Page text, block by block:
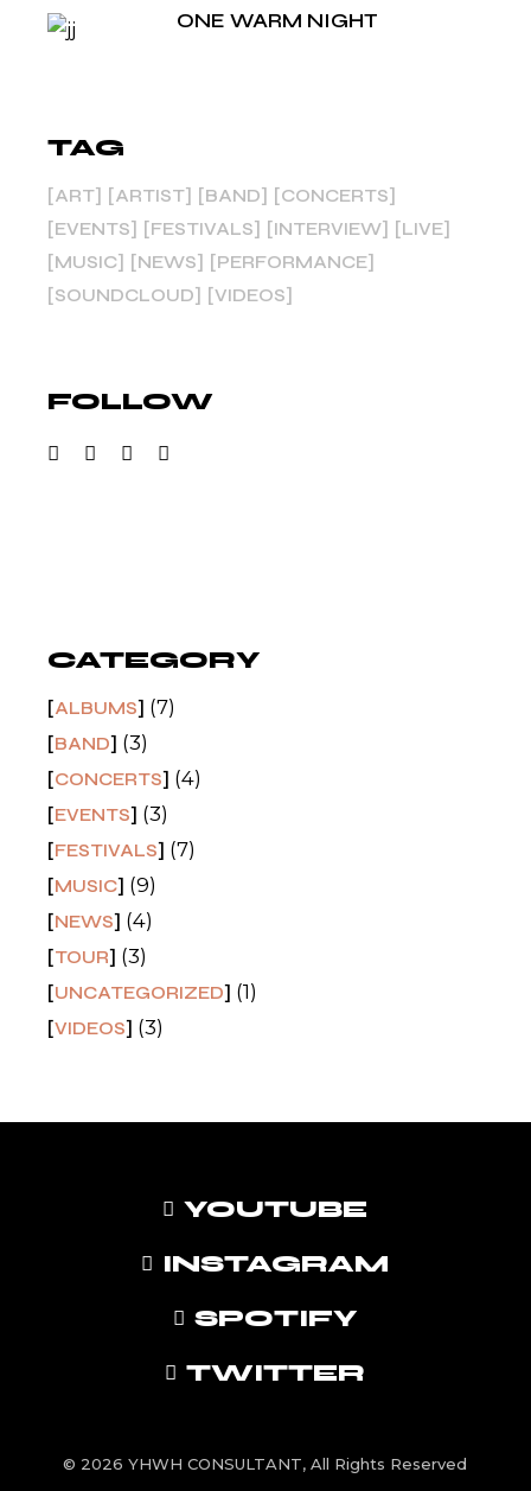
ONE WARM NIGHT
TAG
ART ARTIST BAND
CONCERTS
EVENTS
FESTIVALS INTERVIEW
LIVE
MUSIC
NEWS
PERFORMANCE
SOUNDCLOUD
VIDEOS
FOLLOW
CATEGORY
ALBUMS (7)
BAND (3)
CONCERTS (4)
EVENTS (3)
FESTIVALS (7)
MUSIC (9)
NEWS (4)
TOUR (3)
UNCATEGORIZED (1)
VIDEOS (3)
YOUTUBE
INSTAGRAM
SPOTIFY
TWITTER
© 2026 YHWH CONSULTANT, All Rights Reserved